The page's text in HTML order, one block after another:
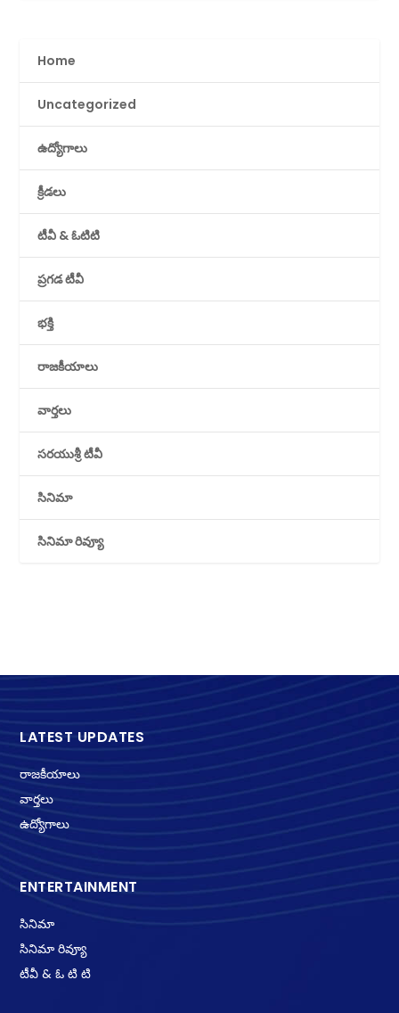
Home
Uncategorized
ఉద్యోగాలు
క్రీడలు
టీవీ & ఓటిటి
ప్రగడ టీవీ
భక్తి
రాజకీయాలు
వార్తలు
సరయుశ్రీ టీవీ
సినిమా
సినిమా రివ్యూ
LATEST UPDATES
రాజకీయాలు
వార్తలు
ఉద్యోగాలు
ENTERTAINMENT
సినిమా
సినిమా రివ్యూ
టీవీ & ఓ టి టి